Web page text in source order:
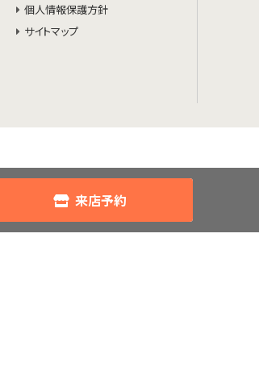
来店予約
個人情報保護方針
サイトマップ